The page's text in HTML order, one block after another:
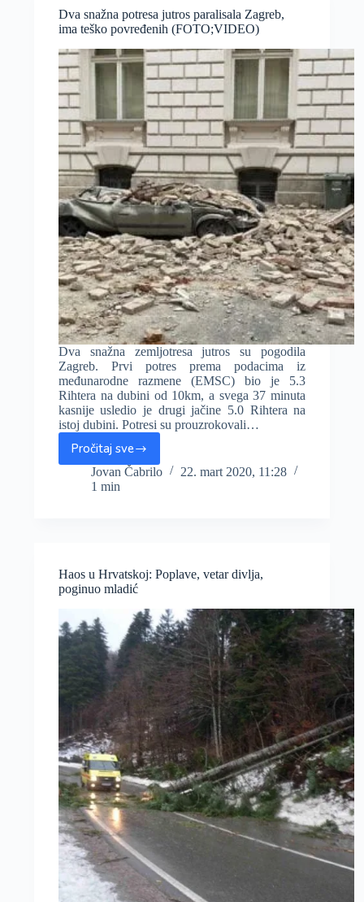
od
Vojvodine
Dva snažna potresa jutros paralisala Zagreb,
ima teško povređenih (FOTO;VIDEO)
Dva snažna zemljotresa jutros su pogodila
Zagreb. Prvi potres prema podacima iz
međunarodne razmene (EMSC) bio je 5.3
Rihtera na dubini od 10km, a svega 37 minuta
kasnije usledio je drugi jačine 5.0 Rihtera na
istoj dubini. Potresi su prouzrokovali…
Pročitaj sve
Dva
snažna
potresa
teško
povređenih
Jovan Čabrilo
22. mart 2020, 11:28
1 min
Haos u Hrvatskoj: Poplave, vetar divlja,
poginuo mladić